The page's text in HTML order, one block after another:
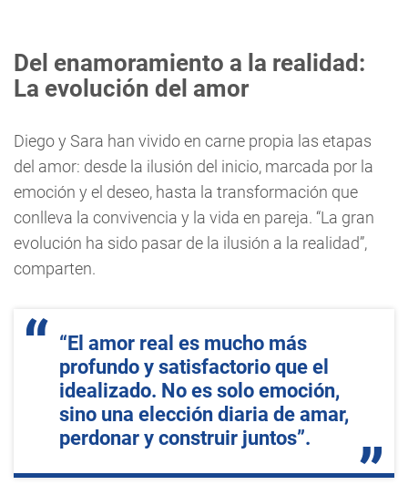
Del enamoramiento a la realidad:
La evolución del amor
Diego y Sara han vivido en carne propia las etapas
del amor: desde la ilusión del inicio, marcada por la
emoción y el deseo, hasta la transformación que
conlleva la convivencia y la vida en pareja. “La gran
evolución ha sido pasar de la ilusión a la realidad”,
comparten.
“El amor real es mucho más
profundo y satisfactorio que el
idealizado. No es solo emoción,
sino una elección diaria de amar,
perdonar y construir juntos”.